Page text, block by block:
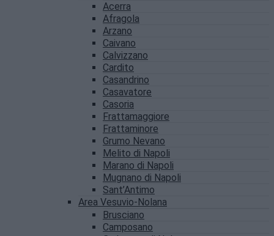
Acerra
Afragola
Arzano
Caivano
Calvizzano
Cardito
Casandrino
Casavatore
Casoria
Frattamaggiore
Frattaminore
Grumo Nevano
Melito di Napoli
Marano di Napoli
Mugnano di Napoli
Sant’Antimo
Area Vesuvio-Nolana
Brusciano
Camposano